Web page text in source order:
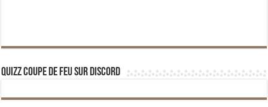
Quizz Coupe de Feu sur Discord